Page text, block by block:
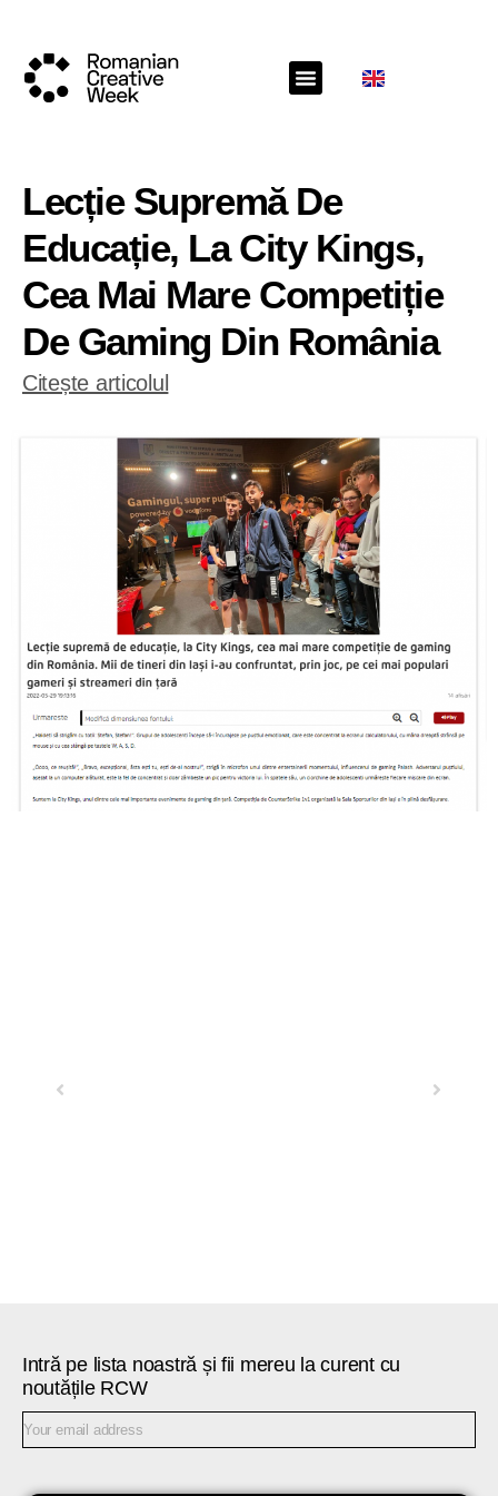
Lecție Supremă De
Educație, La City Kings,
Cea Mai Mare Competiție
De Gaming Din România
Citește articolul
Intră pe lista noastră și fii mereu la curent cu
noutățile RCW